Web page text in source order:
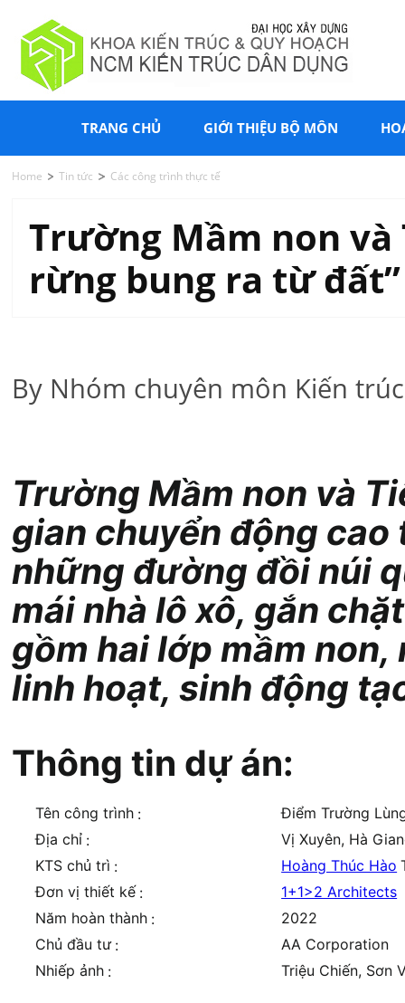
TRANG CHỦ GIỚI THIỆU BỘ MÔN
Home Tin tức Các công trình thực tế
Trường Mầm non và
rừng bung ra từ
By Nhóm chuyên môn Kiến
Trường Mầm non và
gian chuyển động
những đường đồi núi
mái nhà lô xô, gắn
gồm hai lớp mầm
linh hoạt, sinh động
Thông tin dự án:
Tên công trình :
Điểm Trường
Địa chỉ :
Vị Xuyên, Hà
KTS chủ trì : Hoàng Thúc Hào
Đơn vị thiết kế :
1+1>2 Architects
Năm hoàn thành :
2022
Chủ đầu tư :
AA Corporation
Nhiếp ảnh : Triệu Chiến, Sơn